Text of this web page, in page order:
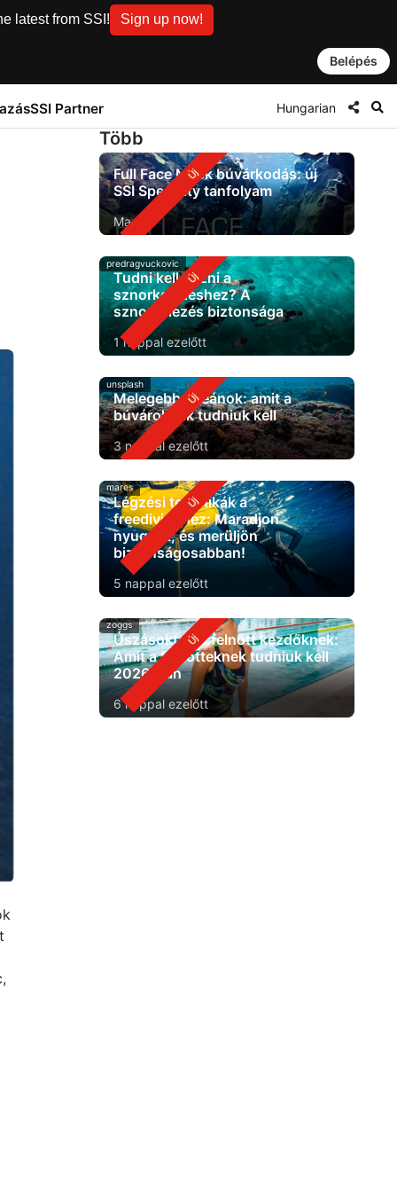
latest from SSI! Sign up now!
Belépés
SSI Partner Hungarian
Több
Full Face Mask búvárkodás: új
SSI Specialty tanfolyam
Ma
predragvuckovic
Tudni kell úszni a
sznorkelezéshez? A
sznorkelezés biztonsága
1 nappal ezelőtt
unsplash
Melegebb óceánok: amit a
búvároknak tudniuk kell
3 nappal ezelőtt
mares
Légzési technikák a
freedivinghez: Maradjon
nyugodt, és merüljön
biztonságosabban!
5 nappal ezelőtt
zoggs
Úszásoktatás felnőtt kezdőknek:
Amit a felnőtteknek tudniuk kell
2026-ban
6 nappal ezelőtt